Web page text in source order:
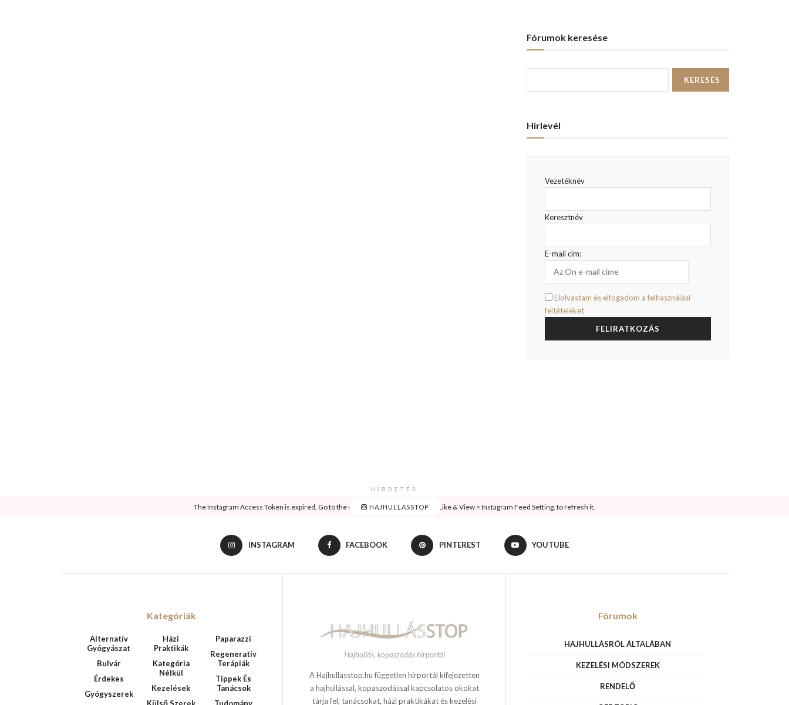
Fórumok keresése
Hírlevél
Vezetéknév
Keresztnév
E-mail cím:
Elolvastam és elfogadom a felhasználási
feltételeket
HIRDETÉS
HAJHULLASSTOP
The Instagram Access Token is expired, Go to the Customizer > JNews : Social, Like & View > Instagram Feed Setting, to refresh it.
INSTAGRAM FACEBOOK PINTEREST YOUTUBE
Kategóriák
Alternatív
Gyógyászat
Bulvár
Érdekes
Gyógyszerek
Házi
Praktikák
Kategória
Nélkül
Kezelések
Külső Szerek
Paparazzi
Regeneratív
Terápiák
Tippek És
Tanácsok
Tudomány
Hajhullás, kopaszodás hírportál
A Hajhullasstop.hu független hírportál kifejezetten
a hajhullással, kopaszodással kapcsolatos okokat
tárja fel, tanácsokat, házi praktikákat és kezelési
Fórumok
HAJHULLÁSRÓL ÁLTALÁBAN
KEZELÉSI MÓDSZEREK
RENDELŐ